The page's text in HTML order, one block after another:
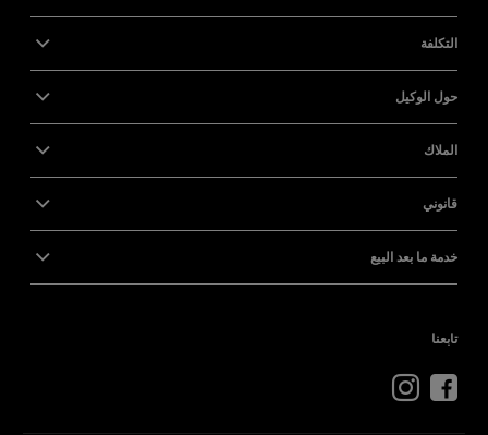
التكلفة
حول الوكيل
الملاك
قانوني
خدمة ما بعد البيع
تابعنا